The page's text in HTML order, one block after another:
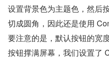
设置背景色为主题色，然后
切成圆角，因此还是使用
要注意的是，默认按钮的宽
按钮撑满屏幕，我们设置了